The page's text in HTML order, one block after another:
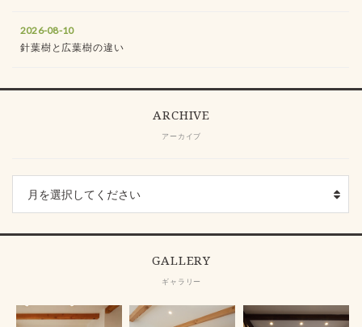
2026-08-10
針葉樹と広葉樹の違い
ARCHIVE
アーカイブ
GALLERY
ギャラリー